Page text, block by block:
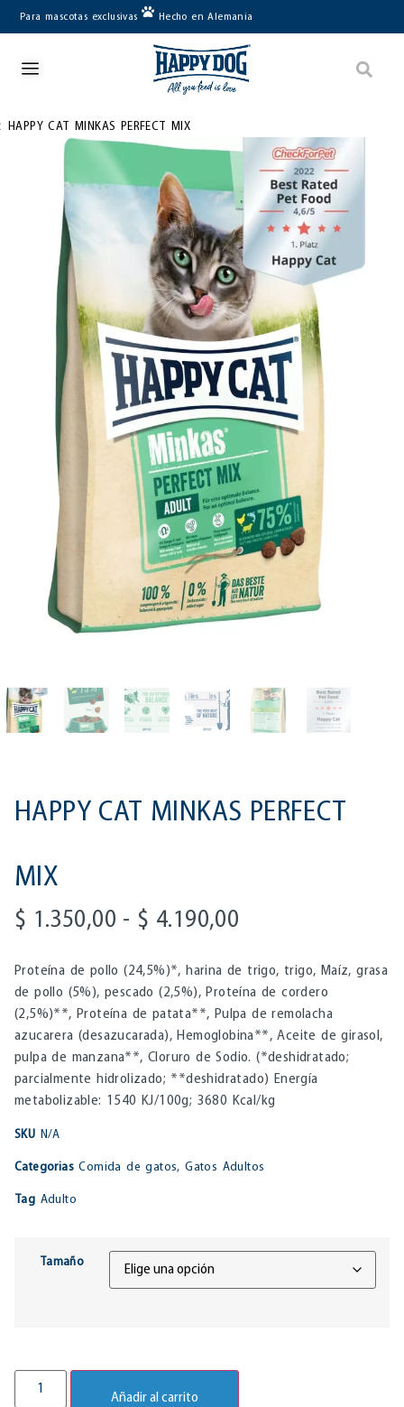
Para mascotas exclusivas Hecho en Alemania
HAPPY CAT MINKAS PERFECT MIX
HAPPY CAT MINKAS PERFECT
MIX
$ 1.350,00 - $ 4.190,00
Proteína de pollo (24,5%)*, harina de trigo, trigo, Maíz, grasa
de pollo (5%), pescado (2,5%), Proteína de cordero
(2,5%)**, Proteína de patata**, Pulpa de remolacha
azucarera (desazucarada), Hemoglobina**, Aceite de girasol,
pulpa de manzana**, Cloruro de Sodio. (*deshidratado;
parcialmente hidrolizado; **deshidratado) Energía
metabolizable: 1540 KJ/100g; 3680 Kcal/kg
SKU N/A
Categorias Comida de gatos,Gatos Adultos
Tag Adulto
Tamaño
Añadir al carrito